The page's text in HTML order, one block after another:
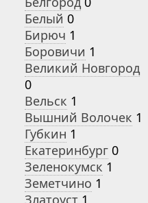
Белый 0
Бирюч 1
Боровичи 1
Великий Новгород
0
Вельск 1
Вышний Волочек 1
Губкин 1
Екатеринбург 0
Зеленокумск 1
Земетчино 1
Златоуст 1